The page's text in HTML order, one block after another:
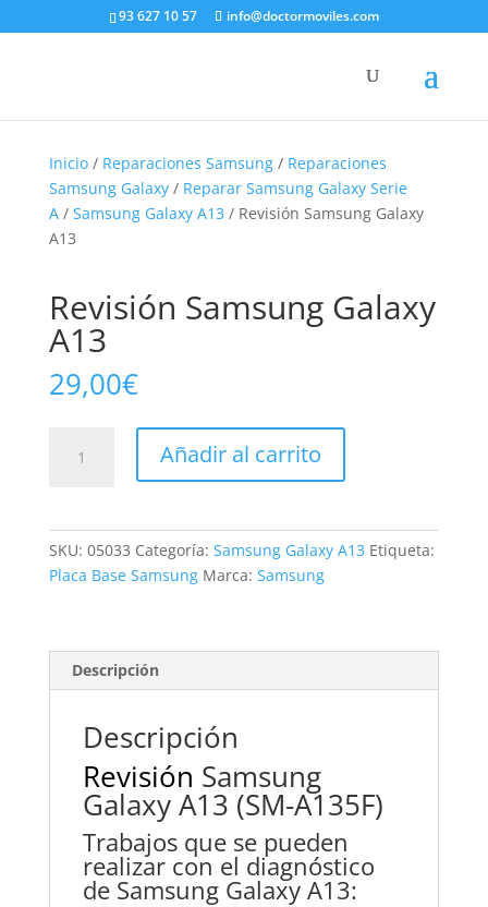
93 627 10 57 info@doctormoviles.com
Inicio/ Reparaciones Samsung/ Reparaciones
Samsung Galaxy/ Reparar Samsung Galaxy Serie
A/ Samsung Galaxy A13 / Revisión Samsung Galaxy
A13
Revisión Samsung Galaxy
A13
29,00€
Samsung
Añadir al carrito
SKU: 05033 Categoría: Samsung Galaxy A13 Etiqueta:
Placa Base Samsung Marca: Samsung
Descripción
Descripción
Revisión Samsung
Galaxy A13 (SM-A135F)
Trabajos que se pueden
realizar con el diagnóstico
de Samsung Galaxy A13: